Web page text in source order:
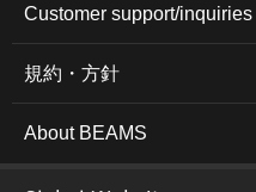
Customer support/inquiries
規約・方針
About BEAMS